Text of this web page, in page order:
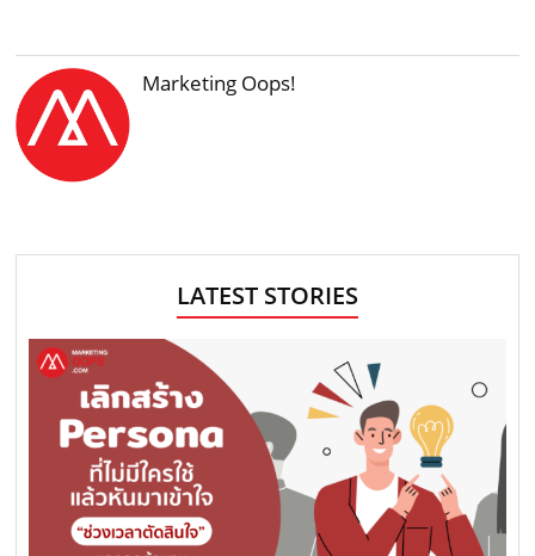
Marketing Oops!
LATEST STORIES